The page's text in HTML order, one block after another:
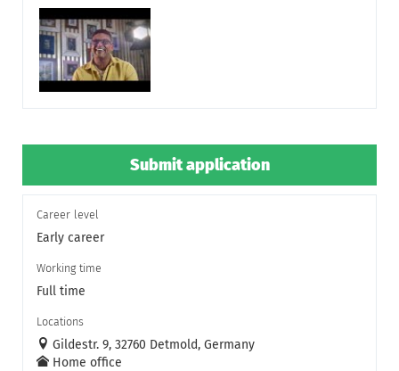
Submit application
Career level
Early career
Working time
Full time
Locations
Gildestr. 9, 32760 Detmold, Germany
Home office